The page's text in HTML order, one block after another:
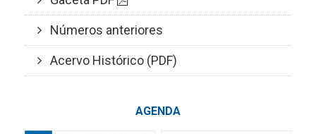
Números anteriores
Acervo Histórico (PDF)
AGENDA